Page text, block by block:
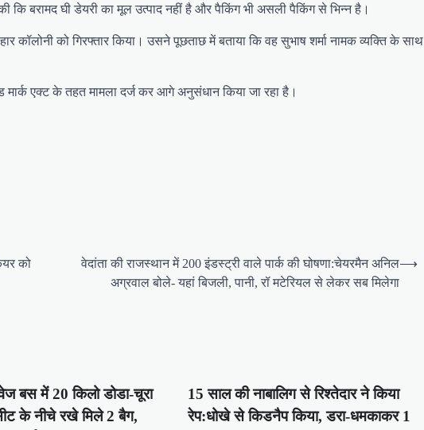
कि बरामद घी डेयरी का मूल उत्पाद नहीं है और पैकिंग भी असली पैकिंग से भिन्न है।
को गिरफ्तार किया। उसने पूछताछ में बताया कि वह सुभाष शर्मा नामक व्यक्ति के साथ
एक्ट के तहत मामला दर्ज कर आगे अनुसंधान किया जा रहा है।
को
वेदांता की राजस्थान में 200 इंडस्ट्री वाले पार्क की घोषणा:चेयरमैन अनिल
अग्रवाल बोले- यहां बिजली, पानी, रॉ मटेरियल से लेकर सब मिलेगा
⟶
बस में 20 किलो डोडा-चूरा
के नीचे रखे मिले 2 बैग,
15 साल की नाबालिग से रिश्तेदार ने किया
रेप:धोखे से किडनैप किया, डरा-धमकाकर 1